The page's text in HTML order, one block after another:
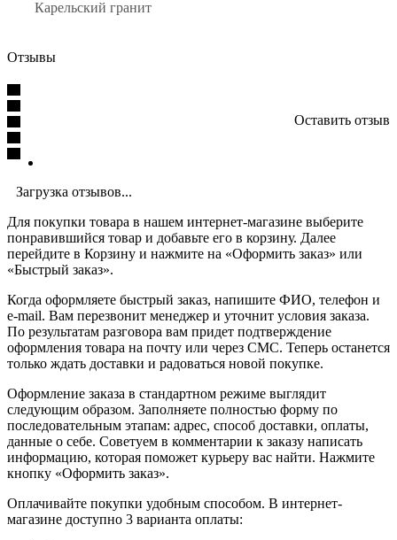
Карельский гранит
Отзывы
Оставить отзыв
Загрузка отзывов...
Для покупки товара в нашем интернет-магазине выберите
понравившийся товар и добавьте его в корзину. Далее
перейдите в Корзину и нажмите на «Оформить заказ» или
«Быстрый заказ».
Когда оформляете быстрый заказ, напишите ФИО, телефон и
e-mail. Вам перезвонит менеджер и уточнит условия заказа.
По результатам разговора вам придет подтверждение
оформления товара на почту или через СМС. Теперь останется
только ждать доставки и радоваться новой покупке.
Оформление заказа в стандартном режиме выглядит
следующим образом. Заполняете полностью форму по
последовательным этапам: адрес, способ доставки, оплаты,
данные о себе. Советуем в комментарии к заказу написать
информацию, которая поможет курьеру вас найти. Нажмите
кнопку «Оформить заказ».
Оплачивайте покупки удобным способом. В интернет-
магазине доступно 3 варианта оплаты: